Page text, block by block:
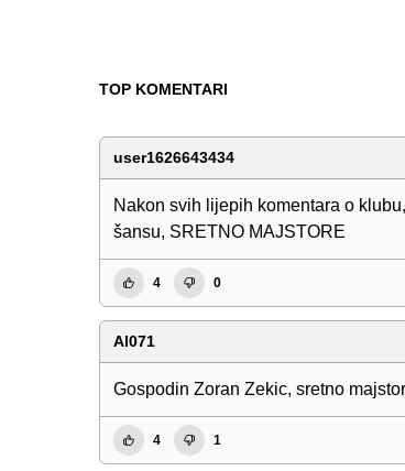
TOP KOMENTARI
user1626643434
Nakon svih lijepih komentara o
šansu, SRETNO MAJSTORE
4 0
Al071
Gospodin Zoran Zekic, sretno
4 1